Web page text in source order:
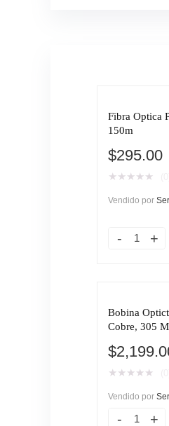
Fibra Optica
150m
$295.00
★ ★ ★ ★ ★
Vendido por
Bobina
Cobre, 305
$
★ ★ ★ ★ ★
Vendido por